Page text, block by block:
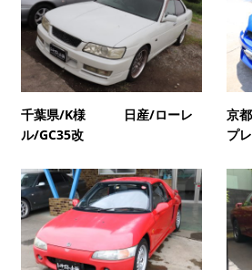
千葉県/K様 日産/ローレ
ル/GC35改
京
プ